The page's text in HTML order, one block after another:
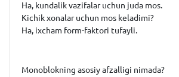
Ha, kundalik vazifalar uchun juda mos.
Kichik xonalar uchun mos keladimi?
Ha, ixcham form-faktori tufayli.
Monoblokning asosiy afzalligi nimada?